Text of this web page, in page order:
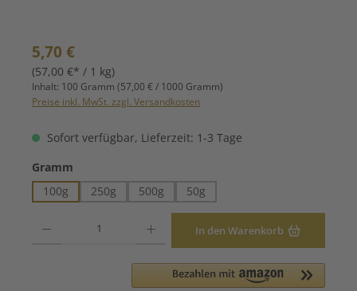
Regulärer Preis:
5,70 €
(57,00 €* / 1 kg)
Inhalt: 100 Gramm (57,00 € / 1000 Gramm)
Preise inkl. MwSt. zzgl. Versandkosten
Sofort verfügbar, Lieferzeit: 1-3 Tage
Gramm
100g
250g 500g 50g
In den Warenkorb